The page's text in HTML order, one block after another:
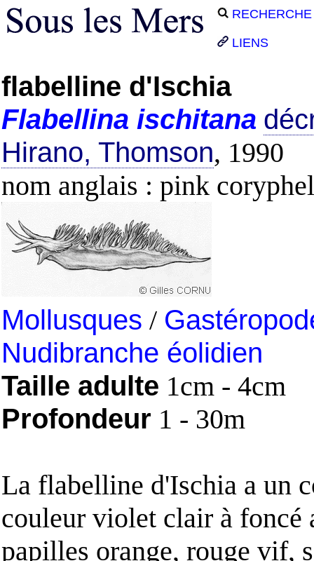
RECHERCHE
LIENS
flabelline d'Ischia
Flabellina ischitana
Hirano, Thomson, 1990
nom anglais : pink
Mollusques /
Nudibranche éolidien
Taille adulte 1cm - 4cm
Profondeur 1 - 30m
La flabelline d'Ischia a un
couleur violet clair à foncé
papilles orange, rouge vif,